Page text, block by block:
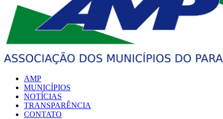
AMP
MUNICÍPIOS
NOTÍCIAS
TRANSPARÊNCIA
CONTATO